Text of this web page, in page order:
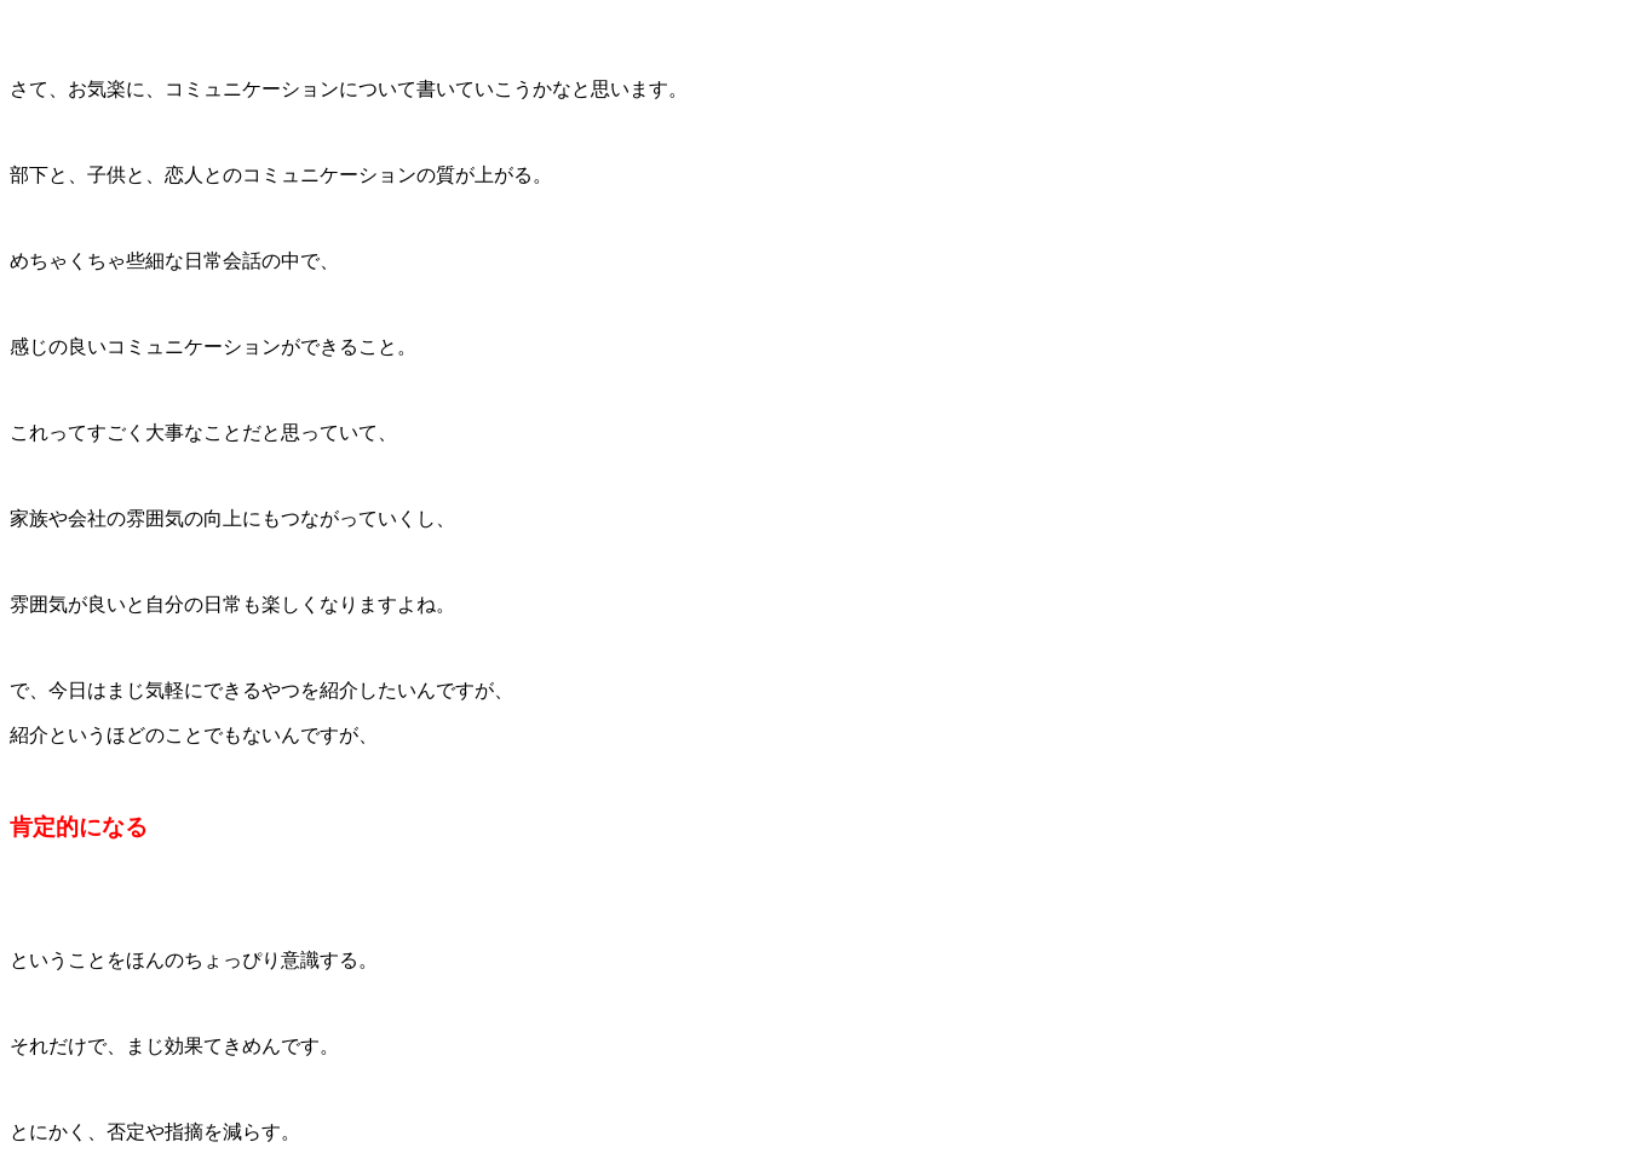
さて、お気楽に、コミュニケーションについて書いていこうかなと思います。
部下と、子供と、恋人とのコミュニケーションの質が上がる。
めちゃくちゃ些細な日常会話の中で、
感じの良いコミュニケーションができること。
これってすごく大事なことだと思っていて、
家族や会社の雰囲気の向上にもつながっていくし、
雰囲気が良いと自分の日常も楽しくなりますよね。
で、今日はまじ気軽にできるやつを紹介したいんですが、
紹介というほどのことでもないんですが、
肯定的になる
ということをほんのちょっぴり意識する。
それだけで、まじ効果てきめんです。
とにかく、否定や指摘を減らす。